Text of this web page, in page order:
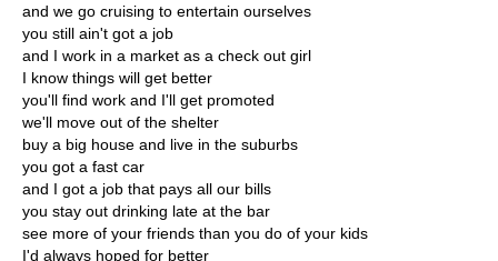
and we go cruising to entertain ourselves
you still ain't got a job
and I work in a market as a check out girl
I know things will get better
you'll find work and I'll get promoted
we'll move out of the shelter
buy a big house and live in the suburbs
you got a fast car
and I got a job that pays all our bills
you stay out drinking late at the bar
see more of your friends than you do of your kids
I'd always hoped for better